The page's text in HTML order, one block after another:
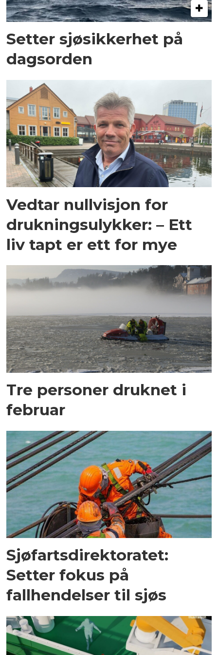
Setter sjøsikkerhet på
dagsorden
Vedtar nullvisjon for
drukningsulykker: – Ett
liv tapt er ett for mye
Tre personer druknet i
februar
Sjøfartsdirektoratet:
Setter fokus på
fallhendelser til sjøs